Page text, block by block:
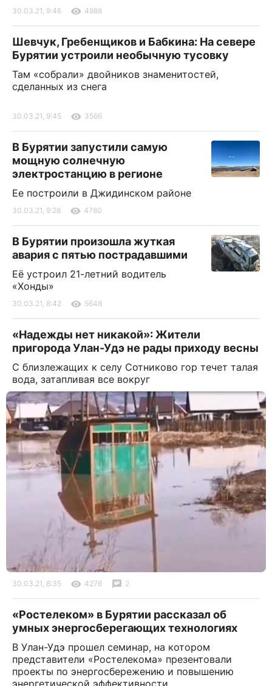
30.03.21, 9:46 4988
Шевчук, Гребенщиков и Бабкина: На севере
Бурятии устроили необычную тусовку
Там «собрали» двойников знаменитостей,
сделанных из снега
30.03.21, 9:45 3566
В Бурятии запустили самую
мощную солнечную
электростанцию в регионе
Ее построили в Джидинском районе
30.03.21, 9:28 4780
В Бурятии произошла жуткая
авария с пятью пострадавшими
Её устроил 21-летний водитель
«Хонды»
30.03.21, 8:42 5648
«Надежды нет никакой»: Жители
пригорода Улан-Удэ не рады приходу весны
С близлежащих к селу Сотниково гор течет талая
вода, затапливая все вокруг
30.03.21, 8:35 4276 2
«Ростелеком» в Бурятии рассказал об
умных энергосберегающих технологиях
В Улан-Удэ прошел семинар, на котором
представители «Ростелекома» презентовали
проекты по энергосбережению и повышению